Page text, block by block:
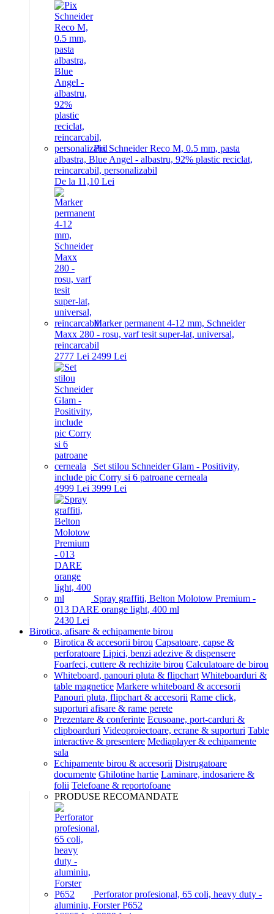
Pix Schneider Reco M, 0.5 mm, pasta
albastra, Blue Angel - albastru, 92% plastic reciclat,
reincarcabil, personalizabil
De la 11,10 Lei
Marker permanent 4-12 mm, Schneider
Maxx 280 - rosu, varf tesit super-lat, universal,
reincarcabil
2777 Lei 2499 Lei
Set stilou Schneider Glam - Positivity,
include pic Corry si 6 patroane cerneala
4999 Lei 3999 Lei
Spray graffiti, Belton Molotow Premium -
013 DARE orange light, 400 ml
2430 Lei
Birotica, afisare & echipamente birou
Birotica & accesorii birou Capsatoare, capse &
perforatoare Lipici, benzi adezive & dispensere
Foarfeci, cuttere & rechizite birou Calculatoare de birou
Whiteboard, panouri pluta & flipchart Whiteboarduri &
table magnetice Markere whiteboard & accesorii
Panouri pluta, flipchart & accesorii Rame click,
suporturi afisare & rame perete
Prezentare & conferinte Ecusoane, port-carduri &
clipboarduri Videoproiectoare, ecrane & suporturi Table
interactive & presentere Mediaplayer & echipamente
sala
Echipamente birou & accesorii Distrugatoare
documente Ghilotine hartie Laminare, indosariere &
folii Telefoane & reportofoane
PRODUSE RECOMANDATE
Perforator profesional, 65 coli, heavy duty -
aluminiu, Forster P652